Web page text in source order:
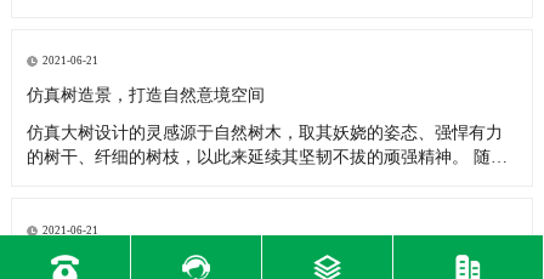
常的见到，如机场、餐厅、办公室等，如今越来越多的人选择使
用仿真植物来创新打
2021-06-21
仿真树造景，打造自然意境空间
仿真大树设计的灵感源于自然树木，取其妖娆的姿态、强悍有力
的树干、纤细的树枝，以此来延续其坚韧不拔的顽强精神。 随着
低碳、环保的特性，而且拥有着可重塑性的特色，受到了无数市
民的青睐。现代
2021-06-21
仿真海藻树有着独特、鲜明的艺术风格